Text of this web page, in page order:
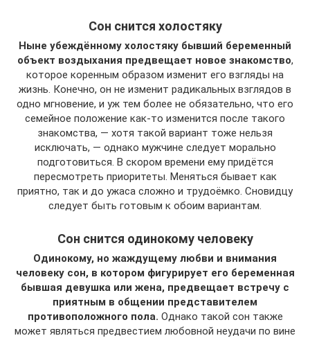
Сон снится холостяку
Ныне убеждённому холостяку бывший беременный
объект воздыхания предвещает новое знакомство,
которое коренным образом изменит его взгляды на
жизнь. Конечно, он не изменит радикальных взглядов в
одно мгновение, и уж тем более не обязательно, что его
семейное положение как-то изменится после такого
знакомства, — хотя такой вариант тоже нельзя
исключать, — однако мужчине следует морально
подготовиться. В скором времени ему придётся
пересмотреть приоритеты. Меняться бывает как
приятно, так и до ужаса сложно и трудоёмко. Сновидцу
следует быть готовым к обоим вариантам.
Сон снится одинокому человеку
Одинокому, но жаждущему любви и внимания
человеку сон, в котором фигурирует его беременная
бывшая девушка или жена, предвещает встречу с
приятным в общении представителем
противоположного пола. Однако такой сон также
может являться предвестием любовной неудачи по вине